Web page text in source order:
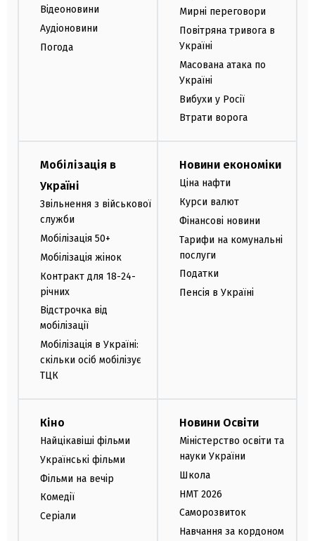
Відеоновини
Аудіоновини
Погода
Мирні переговори
Повітряна тривога в
Україні
Масована атака по
Україні
Вибухи у Росії
Втрати ворога
Мобілізація в
Україні
Звільнення з військової
служби
Мобілізація 50+
Мобілізація жінок
Контракт для 18-24-
річних
Відстрочка від
мобілізації
Мобілізація в Україні:
скільки осіб мобілізує
ТЦК
Новини економіки
Ціна нафти
Курси валют
Фінансові новини
Тарифи на комунальні
послуги
Податки
Пенсія в Україні
Кіно
Найцікавіші фільми
Українські фільми
Фільми на вечір
Комедії
Серіали
Новини Освіти
Міністерство освіти та
науки України
Школа
НМТ 2026
Саморозвиток
Навчання за кордоном